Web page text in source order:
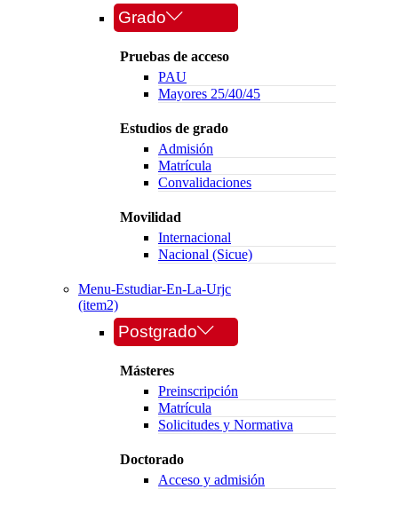
Grado
Pruebas de acceso
PAU
Mayores 25/40/45
Estudios de grado
Admisión
Matrícula
Convalidaciones
Movilidad
Internacional
Nacional (Sicue)
Menu-Estudiar-En-La-Urjc
(item2)
Postgrado
Másteres
Preinscripción
Matrícula
Solicitudes y Normativa
Doctorado
Acceso y admisión